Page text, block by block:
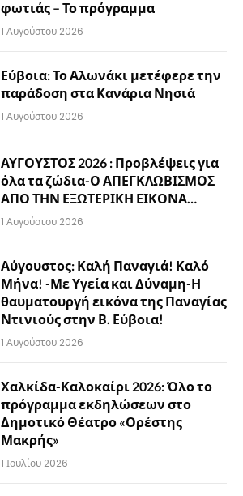
φωτιάς – Το πρόγραμμα
1 Αυγούστου 2026
Εύβοια: Το Αλωνάκι μετέφερε την
παράδοση στα Κανάρια Νησιά
1 Αυγούστου 2026
ΑΥΓΟΥΣΤΟΣ 2026 : Προβλέψεις για
όλα τα ζώδια-Ο ΑΠΕΓΚΛΩΒΙΣΜΟΣ
ΑΠΟ ΤΗΝ ΕΞΩΤΕΡΙΚΗ ΕΙΚΟΝΑ…
1 Αυγούστου 2026
Αύγουστος: Καλή Παναγιά! Καλό
Μήνα! -Με Υγεία και Δύναμη-Η
θαυματουργή εικόνα της Παναγίας
Ντινιούς στην Β. Εύβοια!
1 Αυγούστου 2026
Χαλκίδα-Καλοκαίρι 2026: Όλο το
πρόγραμμα εκδηλώσεων στο
Δημοτικό Θέατρο «Ορέστης
Μακρής»
1 Ιουλίου 2026